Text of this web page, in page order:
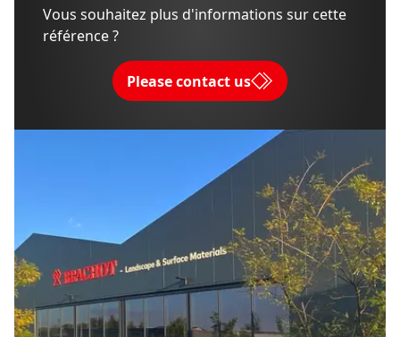
Vous souhaitez plus d'informations sur cette
référence ?
Please contact us